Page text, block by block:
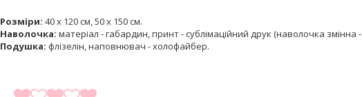
Розміри: 40 х 120 см, 50 х 150 см.
Наволочка: матеріал - габардин, принт - сублімаційний друк (наволочка змінна -
Подушка: флізелін, наповнювач - холофайбер.